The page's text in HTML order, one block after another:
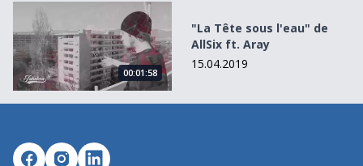
&quot;La Tête sous l&#039;eau&quot; de AllSix ft. Aray
00:01:58
"La Tête sous l'eau" de
AllSix ft. Aray
15.04.2019